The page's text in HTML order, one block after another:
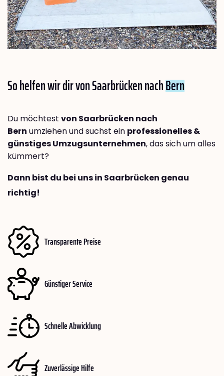
So helfen wir dir von Saarbrücken nachBern
Du möchtest von Saarbrücken nach
Bern umziehen und suchst ein professionelles &
günstiges Umzugsunternehmen, das sich um alles
kümmert?
Dann bist du bei uns in Saarbrücken genau
richtig!
Transparente Preise
Günstiger Service
Schnelle Abwicklung
Zuverlässige Hilfe